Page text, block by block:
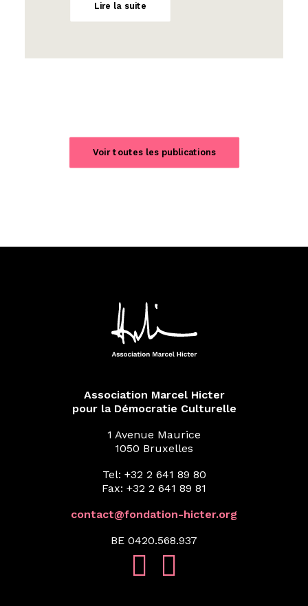
Lire la suite
Voir toutes les publications
Association Marcel Hicter
pour la Démocratie Culturelle
1 Avenue Maurice
1050 Bruxelles
Tel: +32 2 641 89 80
Fax: +32 2 641 89 81
contact@fondation-hicter.org
BE 0420.568.937